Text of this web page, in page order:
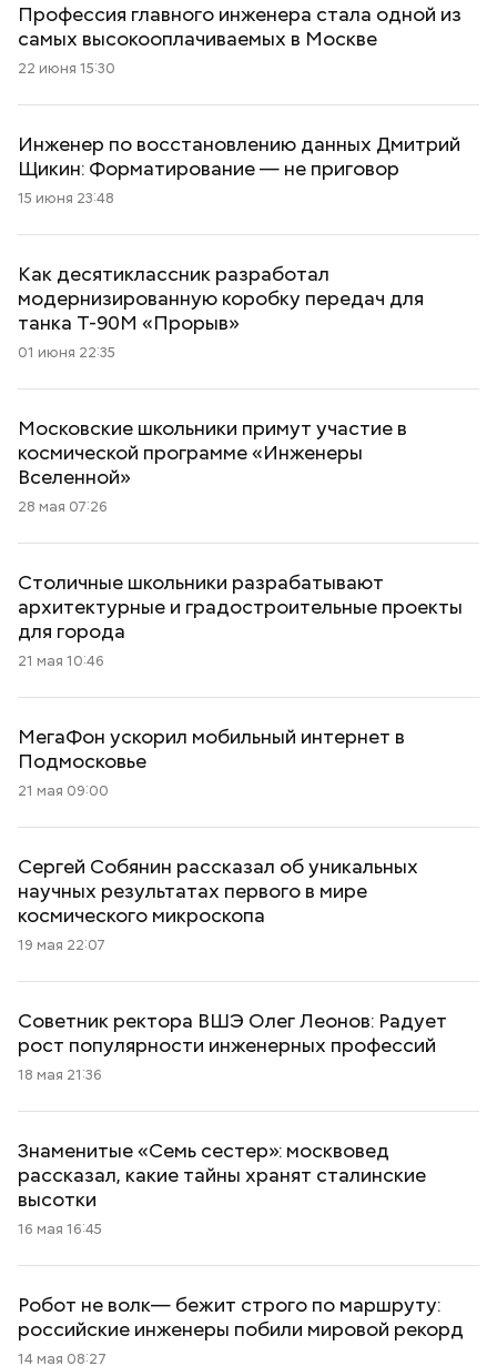
Профессия главного инженера стала одной из
самых высокооплачиваемых в Москве
22 июня 15:30
Инженер по восстановлению данных Дмитрий
Щикин: Форматирование — не приговор
15 июня 23:48
Как десятиклассник разработал
модернизированную коробку передач для
танка Т-90М «Прорыв»
01 июня 22:35
Московские школьники примут участие в
космической программе «Инженеры
Вселенной»
28 мая 07:26
Столичные школьники разрабатывают
архитектурные и градостроительные проекты
для города
21 мая 10:46
МегаФон ускорил мобильный интернет в
Подмосковье
21 мая 09:00
Сергей Собянин рассказал об уникальных
научных результатах первого в мире
космического микроскопа
19 мая 22:07
Советник ректора ВШЭ Олег Леонов: Радует
рост популярности инженерных профессий
18 мая 21:36
Знаменитые «Семь сестер»: москвовед
рассказал, какие тайны хранят сталинские
высотки
16 мая 16:45
Робот не волк— бежит строго по маршруту:
российские инженеры побили мировой рекорд
14 мая 08:27